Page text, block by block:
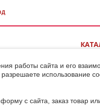
работы сайта и его
использование
с сайта, заказ товар